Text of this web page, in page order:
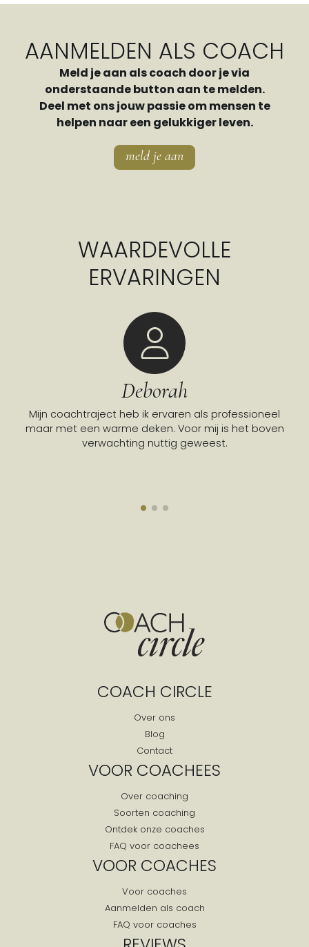
AANMELDEN ALS COACH
Meld je aan als coach door je via
onderstaande button aan te melden.
Deel met ons jouw passie om mensen te
helpen naar een gelukkiger leven.
meld je aan
WAARDEVOLLE
ERVARINGEN
Deborah
Mijn coachtraject heb ik ervaren als professioneel
maar met een warme deken. Voor mij is het boven
verwachting nuttig geweest.
COACH CIRCLE
Over ons
Blog
Contact
VOOR COACHEES
Over coaching
Soorten coaching
Ontdek onze coaches
FAQ voor coachees
VOOR COACHES
Voor coaches
Aanmelden als coach
FAQ voor coaches